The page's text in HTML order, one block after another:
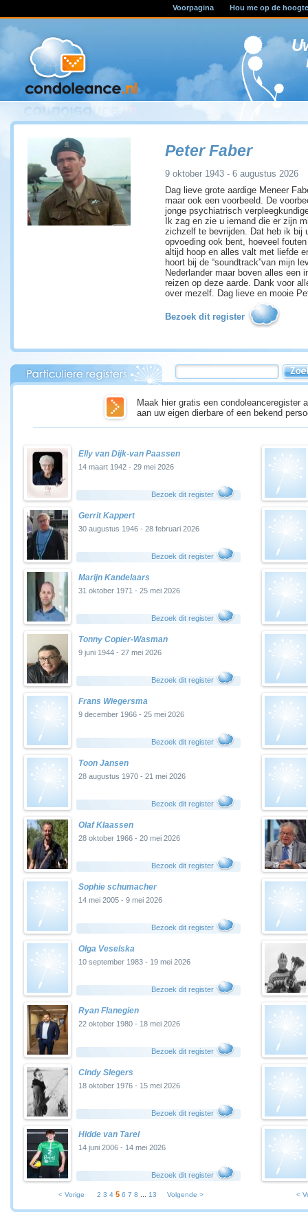
Voorpagina Hou me op de hoogte
Peter Faber
9 oktober 1943 - 6 augustus 2026
Dag lieve grote aardige Meneer
maar ook een voorbeeld. De
jonge psychiatrisch
Ik zag en zie u iemand die er zijn
zichzelf te bevrijden. Dat heb ik bij
opvoeding ook bent, hoeveel
altijd hoop en alles valt met liefde
hoort bij de “soundtrack”van mijn
Nederlander maar boven alles
reizen op deze aarde. Dank voor
over mezelf. Dag lieve en mooie
Bezoek dit register
Maak hier gratis een condoleanceregister
aan uw eigen dierbare of een bekend
Elly van Dijk-van Paassen
14 maart 1942 - 29 mei 2026
Bezoek dit register
Gerrit Kappert
30 augustus 1946 - 28 februari 2026
Bezoek dit register
Marijn Kandelaars
31 oktober 1971 - 25 mei 2026
Bezoek dit register
Tonny Copier-Wasman
9 juni 1944 - 27 mei 2026
Bezoek dit register
Frans Wiegersma
9 december 1966 - 25 mei 2026
Bezoek dit register
Toon Jansen
28 augustus 1970 - 21 mei 2026
Bezoek dit register
Olaf Klaassen
28 oktober 1966 - 20 mei 2026
Bezoek dit register
Sophie schumacher
14 mei 2005 - 9 mei 2026
Bezoek dit register
Olga Veselska
10 september 1983 - 19 mei 2026
Bezoek dit register
Ryan Flanegien
22 oktober 1980 - 18 mei 2026
Bezoek dit register
Cindy Slegers
18 oktober 1976 - 15 mei 2026
Bezoek dit register
Hidde van Tarel
14 juni 2006 - 14 mei 2026
Bezoek dit register
< Vorige 2 3 4 5 6 7 8 13 Volgende > <